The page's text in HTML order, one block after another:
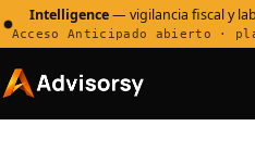
Intelligence— vigilancia fiscal y
Acceso Anticipado abierto ·